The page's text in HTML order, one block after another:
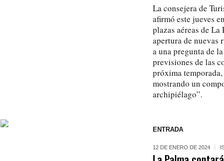
La consejera de
afirmó este jueves
plazas aéreas de
apertura de nuevas
a una pregunta de
previsiones de las
próxima
mostrando un
archipiélago”.
ENTRADA
12 DE ENERO DE 2024